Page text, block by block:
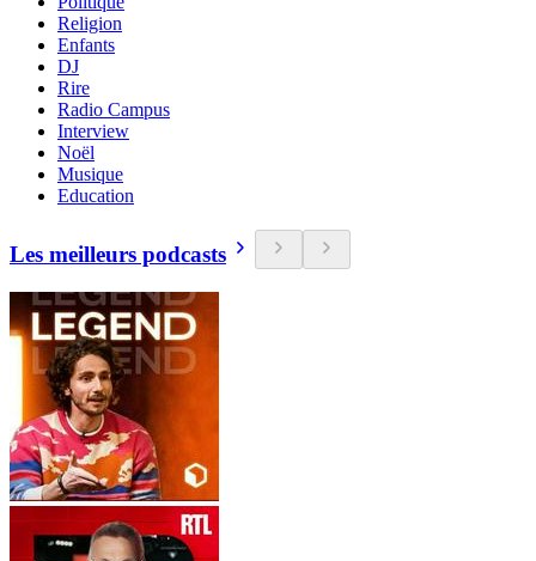
Religion
Enfants
DJ
Rire
Radio Campus
Interview
Noël
Musique
Education
Les meilleurs podcasts